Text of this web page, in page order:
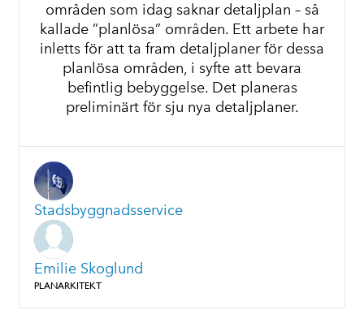
områden som idag saknar detaljplan – så
kallade ”planlösa” områden. Ett arbete har
inletts för att ta fram detaljplaner för dessa
planlösa områden, i syfte att bevara
befintlig bebyggelse. Det planeras
preliminärt för sju nya detaljplaner.
Stadsbyggnadsservice
Emilie Skoglund
PLANARKITEKT